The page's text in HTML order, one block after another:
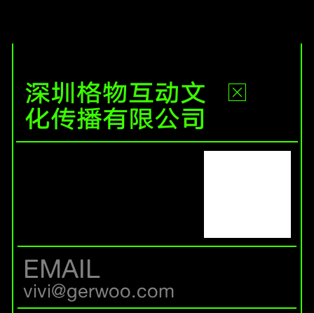
深圳格物互动文
化传播有限公司
EMAIL
vivi@gerwoo.com